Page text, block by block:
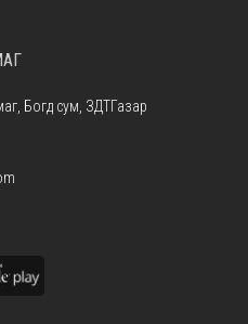
Богд сум, ЗДТГазар